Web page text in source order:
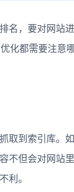
，要对网站
化都需要注意
到索引库。
不但会对网站
利。